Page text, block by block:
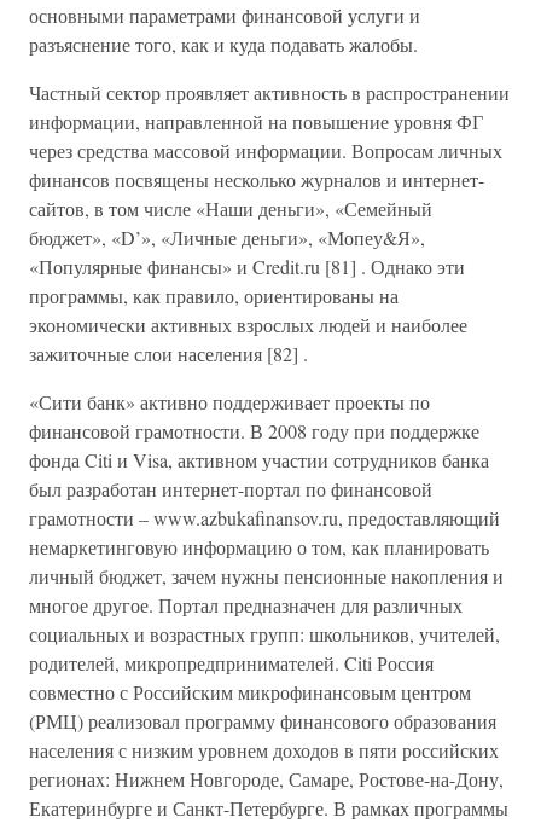
основными параметрами финансовой услуги и
разъяснение того, как и куда подавать жалобы.
Частный сектор проявляет активность в распространении
информации, направленной на повышение уровня ФГ
через средства массовой информации. Вопросам личных
финансов посвящены несколько журналов и интернет-
сайтов, в том числе «Наши деньги», «Семейный
бюджет», «D’», «Личные деньги», «Мопеу&Я»,
«Популярные финансы» и Credit.ru [81] . Однако эти
программы, как правило, ориентированы на
экономически активных взрослых людей и наиболее
зажиточные слои населения [82] .
«Сити банк» активно поддерживает проекты по
финансовой грамотности. В 2008 году при поддержке
фонда Citi и Visa, активном участии сотрудников банка
был разработан интернет-портал по финансовой
грамотности – www.azbukafinansov.ru, предоставляющий
немаркетинговую информацию о том, как планировать
личный бюджет, зачем нужны пенсионные накопления и
многое другое. Портал предназначен для различных
социальных и возрастных групп: школьников, учителей,
родителей, микропредпринимателей. Citi Россия
совместно с Российским микрофинансовым центром
(РМЦ) реализовал программу финансового образования
населения с низким уровнем доходов в пяти российских
регионах: Нижнем Новгороде, Самаре, Ростове-на-Дону,
Екатеринбурге и Санкт-Петербурге. В рамках программы